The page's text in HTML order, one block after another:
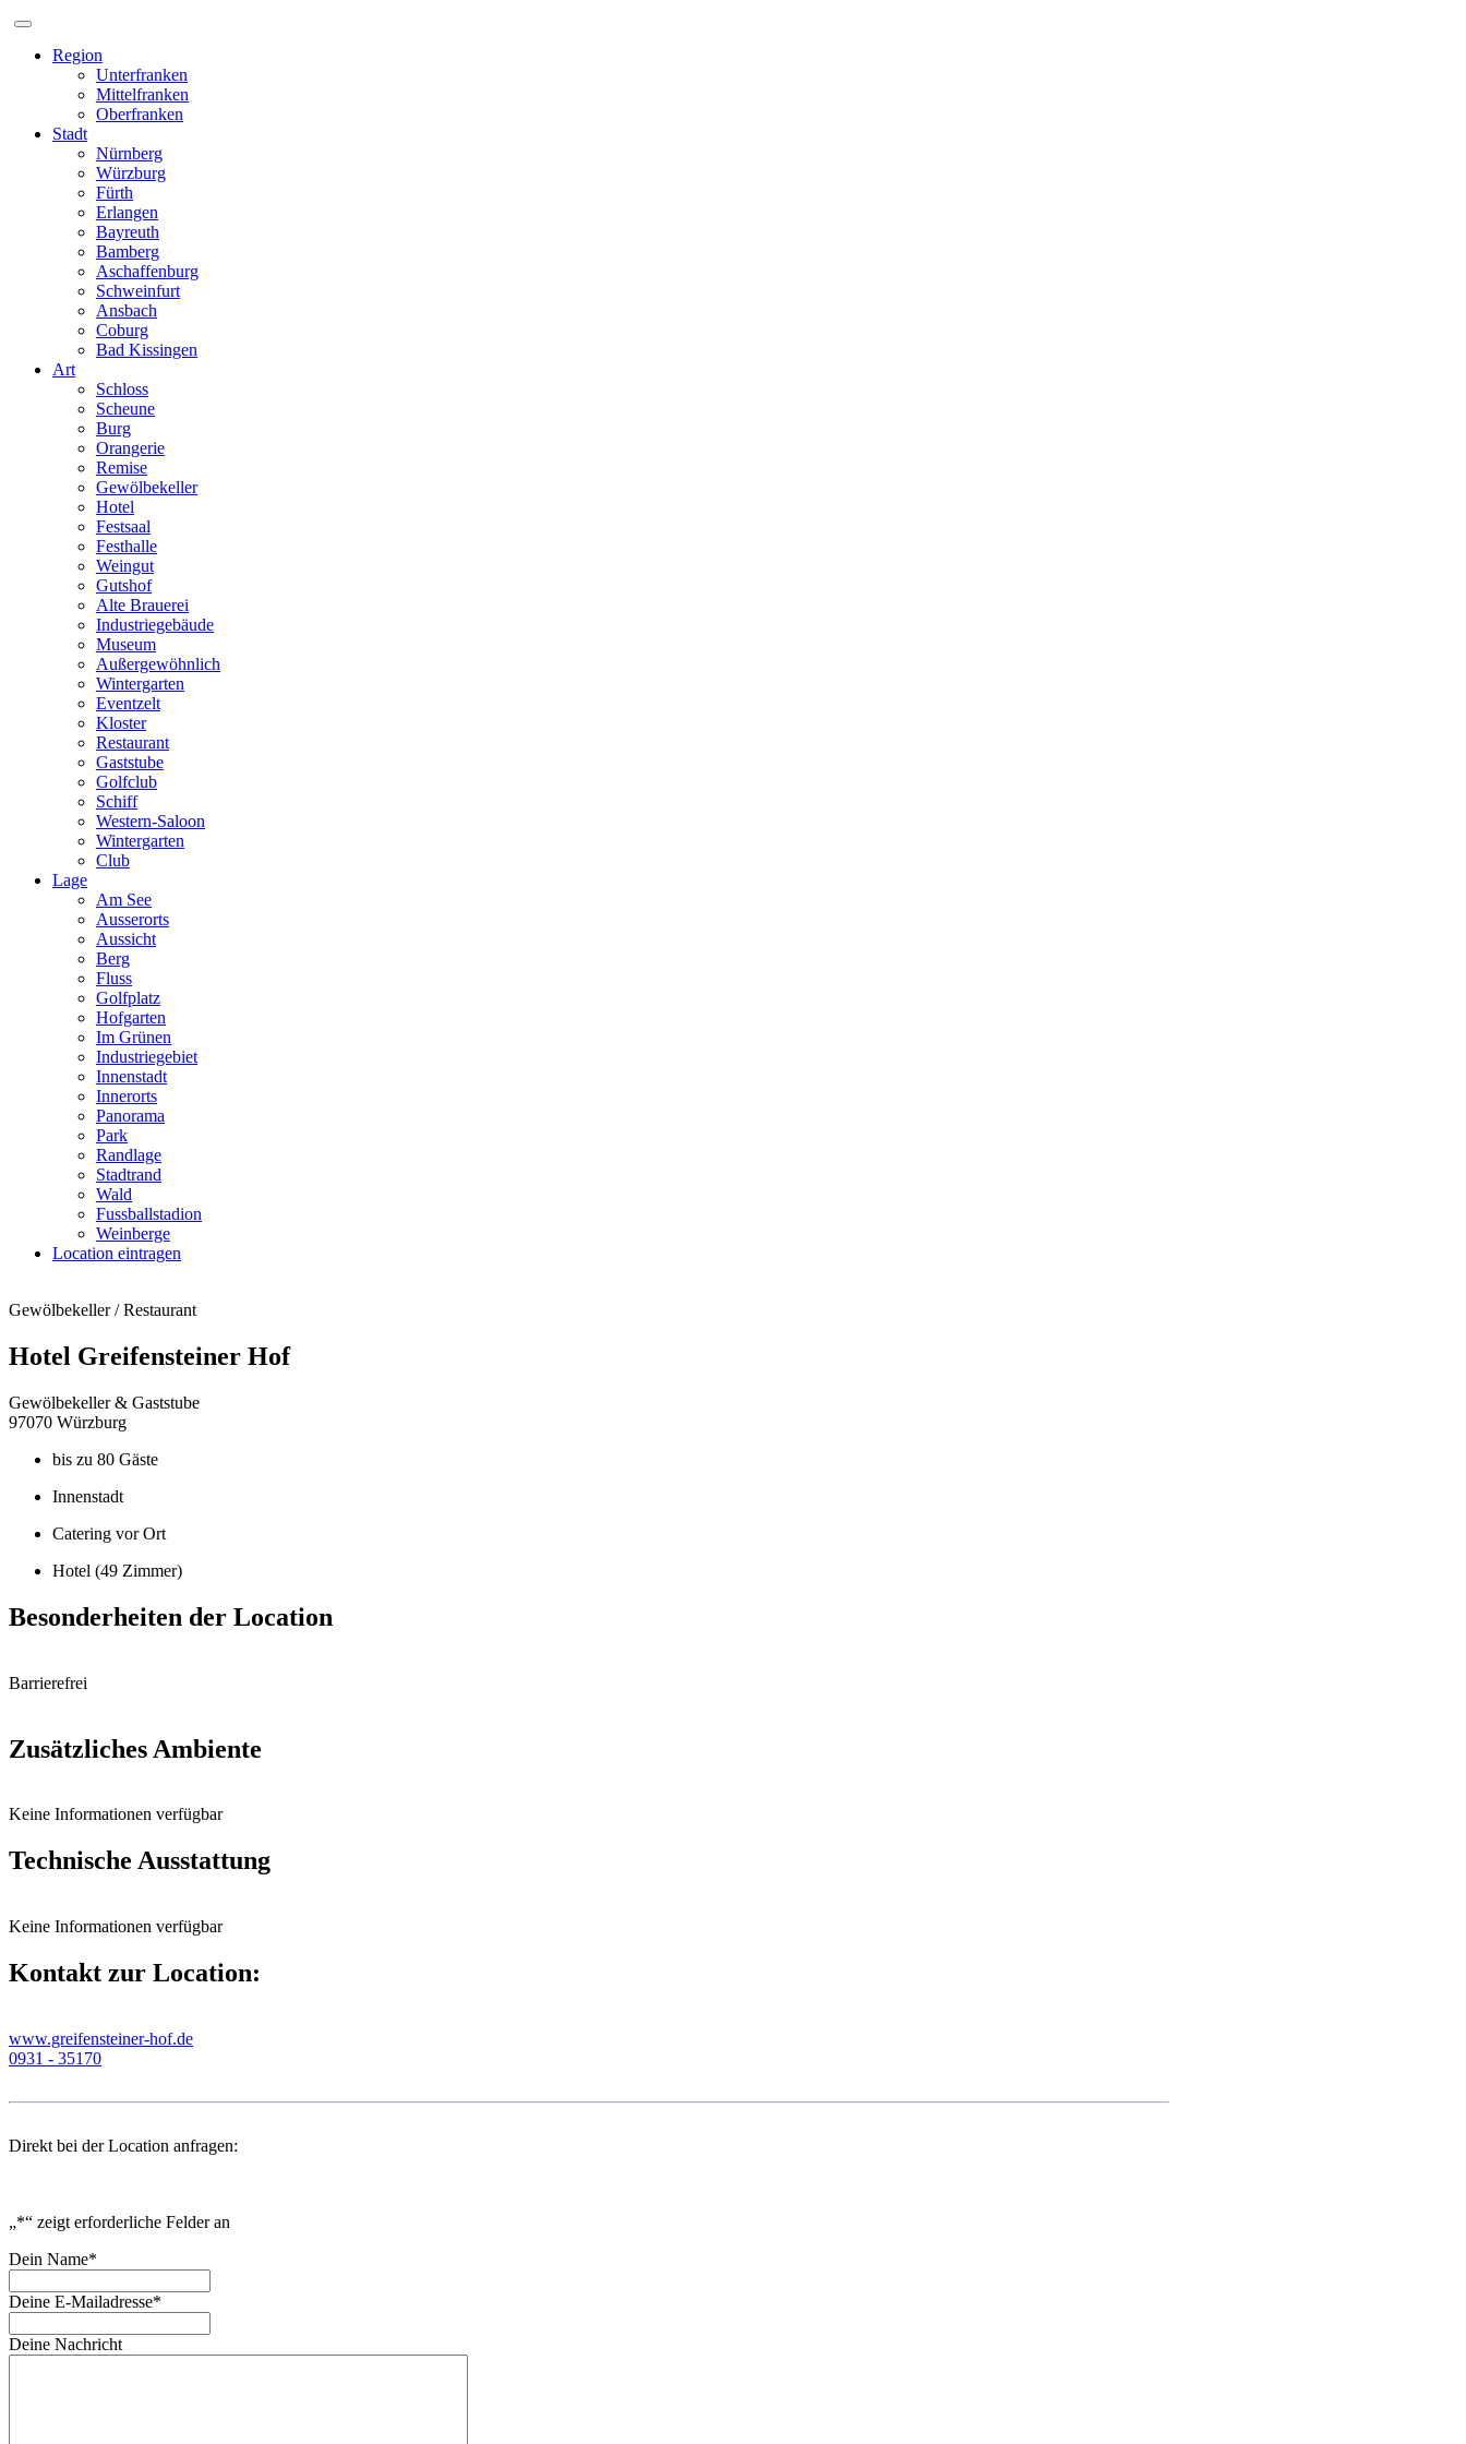
Zum
Region
Unterfranken
Mittelfranken
Oberfranken
Stadt
Nürnberg
Würzburg
Fürth
Erlangen
Bayreuth
Bamberg
Aschaffenburg
Schweinfurt
Ansbach
Coburg
Bad Kissingen
Art
Schloss
Scheune
Burg
Orangerie
Remise
Gewölbekeller
Hotel
Festsaal
Festhalle
Weingut
Gutshof
Alte Brauerei
Industriegebäude
Museum
Außergewöhnlich
Wintergarten
Eventzelt
Kloster
Restaurant
Gaststube
Golfclub
Schiff
Western-Saloon
Wintergarten
Club
Lage
Am See
Ausserorts
Aussicht
Berg
Fluss
Golfplatz
Hofgarten
Im Grünen
Industriegebiet
Innenstadt
Innerorts
Panorama
Park
Randlage
Stadtrand
Wald
Fussballstadion
Weinberge
Location eintragen
Gewölbekeller / Restaurant
Hotel Greifensteiner Hof
Gewölbekeller & Gaststube
97070 Würzburg
bis zu 80 Gäste
Innenstadt
Catering vor Ort
Hotel (49 Zimmer)
Besonderheiten der Location
Barrierefrei
Zusätzliches Ambiente
Keine Informationen verfügbar
Technische Ausstattung
Keine Informationen verfügbar
Kontakt zur Location:
www.greifensteiner-hof.de
0931 - 35170
Direkt bei der Location anfragen:
„*“ zeigt erforderliche Felder an
Dein Name*
Deine E-Mailadresse*
Deine Nachricht